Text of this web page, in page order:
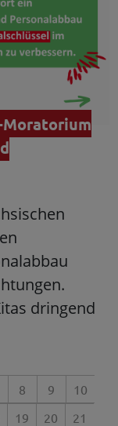
Moratorium
dringend
8 9
10
19 20
21